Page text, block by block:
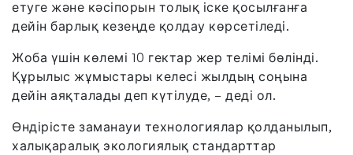
етуге және кәсіпорын толық іске қосылғанға
дейін барлық кезеңде қолдау көрсетіледі.
Жоба үшін көлемі 10 гектар жер телімі бөлінді.
Құрылыс жұмыстары келесі жылдың соңына
дейін аяқталады деп күтілуде, – деді ол.
Өндірісте заманауи технологиялар қолданылып,
халықаралық экологиялық стандарттар